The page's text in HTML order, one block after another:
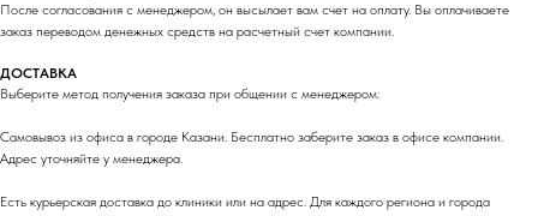
После согласования с менеджером, он высылает вам счет на оплату. Вы оплачиваете
заказ переводом денежных средств на расчетный счет компании.
ДОСТАВКА
Выберите метод получения заказа при общении с менеджером:
Самовывоз из офиса в городе Казани. Бесплатно заберите заказ в офисе компании.
Адрес уточняйте у менеджера.
Есть курьерская доставка до клиники или на адрес. Для каждого региона и города